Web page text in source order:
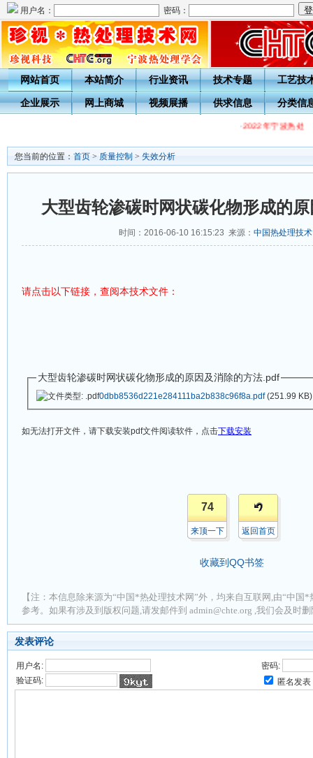
用户名： 密码：
网站首页 本站简介 行业资讯 技术专题 工艺技
企业展示 网上商城 视频展播 供求信息 分类信
·2022年宁波热处理
您当前的位置： 首页 > 质量控制 > 失效分析
大型齿轮渗碳时网状碳化物形成的
时间：2016-06-10 16:15:23 来源： 中国热处理技
请点击以下链接，查阅本技术文件：
大型齿轮渗碳时网状碳化物形成的原因及消除的方法.pdf
0dbb8536d221e284111ba2b838c96f8a.pdf(251.99 KB)
如无法打开文件，请下载安装pdf文件阅读软件，点击下载安装
74
来顶一下 返回首页
收藏到QQ书签
【注：本信息除来源为“中国*热处理技术网”外，均来自互联网,由“中国
参考。如果有涉及到版权问题,请发邮件到 admin@chte.org ,我们会及时
发表评论
用户名:
密码:
验证码:
匿名发表